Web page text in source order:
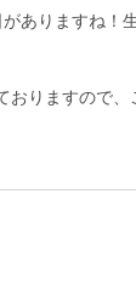
ありますね！
おりますので